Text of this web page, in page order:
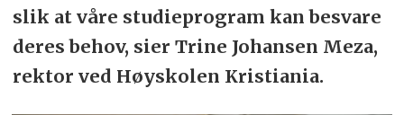
slik at våre studieprogram kan besvare
deres behov, sier Trine Johansen Meza,
rektor ved Høyskolen Kristiania.